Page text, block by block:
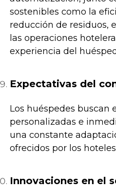
sostenibles como la
reducción de residuos,
las operaciones
experiencia del
Expectativas del
Los huéspedes buscan
personalizadas e
una constante
ofrecidos por los
Innovaciones en el